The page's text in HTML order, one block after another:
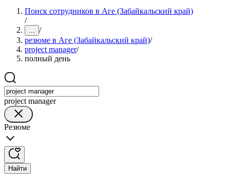
Поиск сотрудников в Аге (Забайкальский край)
/
... /
резюме в Аге (Забайкальский край)/
project manager/
полный день
project manager
Резюме
Найти